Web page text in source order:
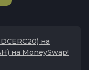
на
на MoneySwap!